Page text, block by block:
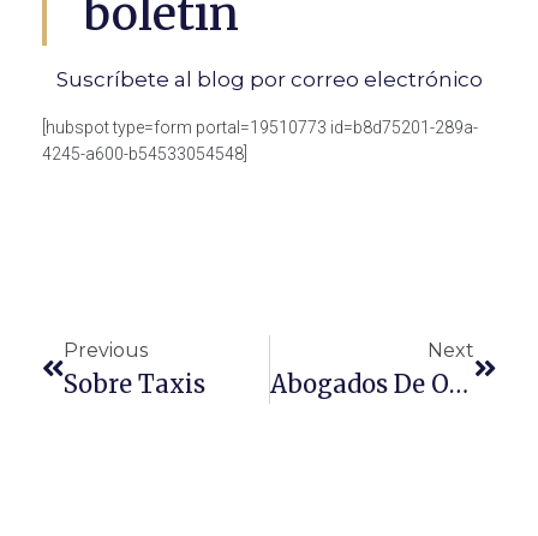
boletín
Suscríbete al blog por correo electrónico
[hubspot type=form portal=19510773 id=b8d75201-289a-
4245-a600-b54533054548]
Previous
Sobre Taxis
Next
Abogados De Oficio